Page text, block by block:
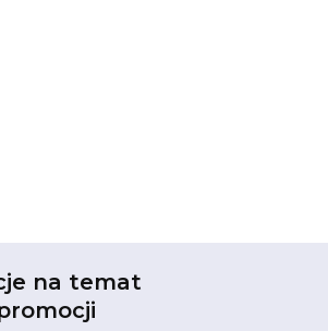
na temat